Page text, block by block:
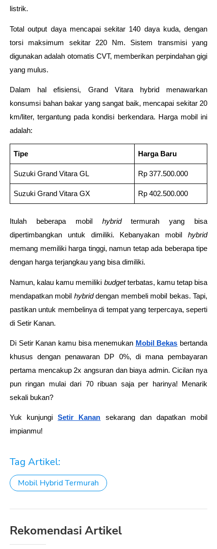
listrik.
Total output daya mencapai sekitar 140 daya kuda, dengan
torsi maksimum sekitar 220 Nm. Sistem transmisi yang
digunakan adalah otomatis CVT, memberikan perpindahan gigi
yang mulus.
Dalam hal efisiensi, Grand Vitara hybrid menawarkan
konsumsi bahan bakar yang sangat baik, mencapai sekitar 20
km/liter, tergantung pada kondisi berkendara. Harga mobil ini
adalah:
Tipe Harga Baru
Suzuki Grand Vitara GL Rp 377.500.000
Suzuki Grand Vitara GX Rp 402.500.000
Itulah beberapa mobil hybrid termurah yang bisa
dipertimbangkan untuk dimiliki. Kebanyakan mobil
hybrid
memang memiliki harga tinggi, namun tetap ada beberapa tipe
dengan harga terjangkau yang bisa dimiliki.
Namun, kalau kamu memiliki budget terbatas, kamu tetap bisa
mendapatkan mobil hybrid dengan membeli mobil bekas. Tapi,
pastikan untuk membelinya di tempat yang terpercaya, seperti
di Setir Kanan.
Di Setir Kanan kamu bisa menemukan Mobil Bekas bertanda
khusus dengan penawaran DP 0%, di mana pembayaran
pertama mencakup 2x angsuran dan biaya admin. Cicilan nya
pun ringan mulai dari 70 ribuan saja per harinya! Menarik
sekali bukan?
Yuk kunjungi Setir Kanan sekarang dan dapatkan mobil
impianmu!
Tag Artikel:
Mobil Hybrid Termurah
Rekomendasi Artikel